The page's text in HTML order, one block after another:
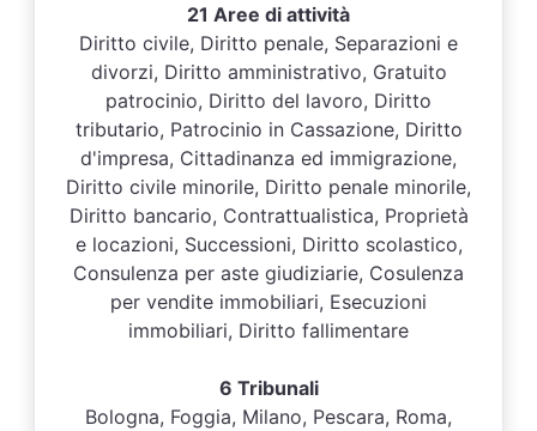
21 Aree di attività
Diritto civile, Diritto penale, Separazioni e
divorzi, Diritto amministrativo, Gratuito
patrocinio, Diritto del lavoro, Diritto
tributario, Patrocinio in Cassazione, Diritto
d'impresa, Cittadinanza ed immigrazione,
Diritto civile minorile, Diritto penale minorile,
Diritto bancario, Contrattualistica, Proprietà
e locazioni, Successioni, Diritto scolastico,
Consulenza per aste giudiziarie, Cosulenza
per vendite immobiliari, Esecuzioni
immobiliari, Diritto fallimentare
6 Tribunali
Bologna, Foggia, Milano, Pescara, Roma,